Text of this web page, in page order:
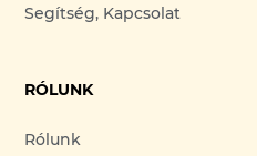
Segítség, Kapcsolat
RÓLUNK
Rólunk